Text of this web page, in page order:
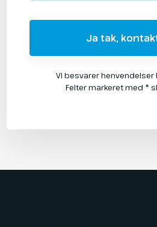
Vi besvarer
Felter markeret med *